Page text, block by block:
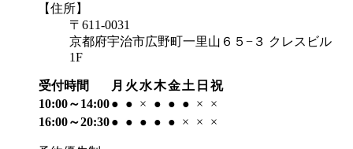
【住所】
〒611-0031
京都府宇治市広野町一里山６５−３ クレスビル
1F
受付時間 月 火 水木金土 日 祝
10:00～14:00● ● × ● ● ● ×
×
16:00～20:30● ● ● ● ● × × ×